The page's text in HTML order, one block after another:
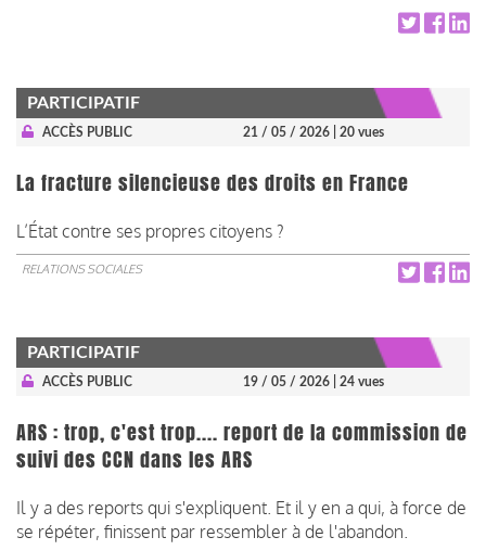
PARTICIPATIF
ACCÈS PUBLIC 21 / 05 / 2026 | 20 vues
La fracture silencieuse des droits en France
L’État contre ses propres citoyens ?
RELATIONS SOCIALES
PARTICIPATIF
ACCÈS PUBLIC 19 / 05 / 2026 | 24 vues
ARS : trop, c'est trop.... report de la commission de
suivi des CCN dans les ARS
Il y a des reports qui s'expliquent. Et il y en a qui, à force de
se répéter, finissent par ressembler à de l'abandon.